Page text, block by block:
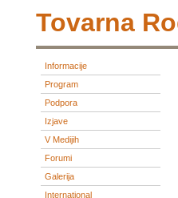
Tovarna
Informacije
Program
Podpora
Izjave
V Medijih
Forumi
Galerija
International